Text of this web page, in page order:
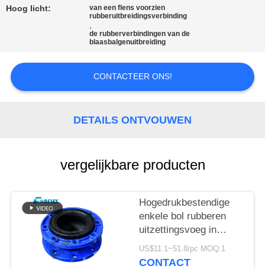
VERZOEK
SITEMAP
PRIVACYBELEID
Hoog licht:
van een flens voorzien
rubberuitbreidingsverbinding
,
de rubberverbindingen van de
blaasbalgenuitbreiding
CONTACTEER ONS!
DETAILS ONTVOUWEN
vergelijkbare producten
Hogedrukbestendige
enkele bol rubberen
uitzettingsvoeg in
aangepast leidingwerk
US$11.1~51.8/pc MOQ:1
CONTACT